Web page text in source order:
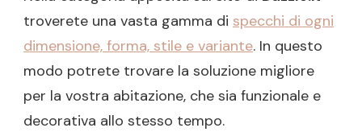
troverete una vasta gamma di specchi di ogni
dimensione, forma, stile e variante. In questo
modo potrete trovare la soluzione migliore
per la vostra abitazione, che sia funzionale e
decorativa allo stesso tempo.